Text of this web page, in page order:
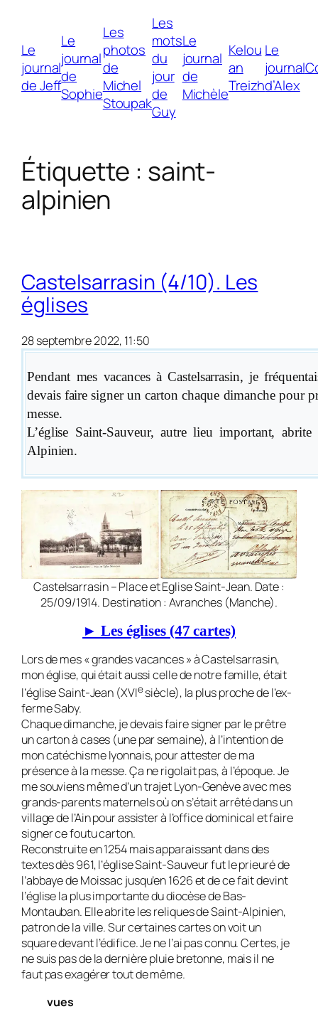
Le
journal
de Jeff
Le
journal
de
Sophie
Les
photos
de
Michel
Stoupak
Les
mots
du
jour
de
Guy
Le
journal
de
Michèle
Kelou
an
Treizh
Le
journal
d’Alex
Étiquette : saint-
alpinien
Castelsarrasin (4/10). Les
églises
28 septembre 2022, 11:50
Pendant mes vacances à Castelsarrasin, je
devais faire signer un carton chaque di­man­che pour
messe.
L’église Saint-Sauveur, autre lieu important,
Alpinien.
Castelsarrasin – Place et Eglise Saint-Jean. Date :
25/09/1914. Destination : Avranches (Manche).
► Les églises (47 cartes)
Lors de mes « grandes vacances » à Cas­tel­sarrasin,
mon église, qui était aussi celle de notre famille, était
l’église Saint-Jean (XVIesiècle), la plus proche de l’ex-
ferme Saby.
Chaque dimanche, je devais faire signer par le prêtre
un carton à cases (une par semaine), à l’intention de
mon catéchisme lyonnais, pour attester de ma
présence à la messe. Ça ne rigolait pas, à l’époque. Je
me souviens même d’un trajet Lyon-Genè­ve avec mes
grands-parents maternels où on s’était arrêté dans un
village de l’Ain pour assister à l’office dominical et faire
si­gner ce foutu carton.
Reconstruite en 1254 mais apparaissant dans des
textes dès 961, l’église Saint-Sau­veur fut le prieuré de
l’abbaye de Moissac jusqu’en 1626 et de ce fait devint
l’église la plus importante du diocèse de Bas-
Montauban. Elle abrite les reli­ques de Saint-Alpinien,
patron de la ville. Sur cer­taines cartes on voit un
square devant l’é­difice. Je ne l’ai pas connu. Certes, je
ne suis pas de la dernière pluie bretonne, mais il ne
faut pas exagérer tout de même.
vues